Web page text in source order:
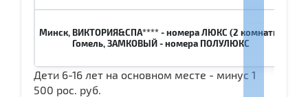
Минск, ВИКТОРИЯ&СПА**** - номера ЛЮКС (2 комнаты)
Гомель, ЗАМКОВЫЙ - номера ПОЛУЛЮКС
Дети 6-16 лет на основном месте - минус 1
500 рос. руб.